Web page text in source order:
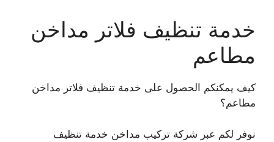
خدمة تنظيف فلاتر مداخن
مطاعم
كيف يمكنكم الحصول على خدمة تنظيف فلاتر مداخن
مطاعم؟
نوفر لكم عبر شركة تركيب مداخن خدمة تنظيف